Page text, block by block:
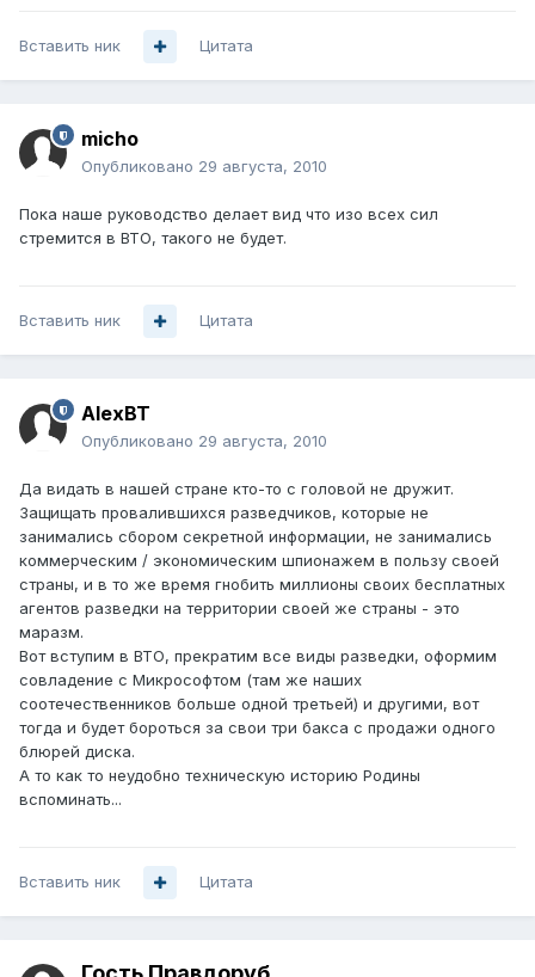
Вставить ник Цитата
micho
Опубликовано 29 августа, 2010
Пока наше руководство делает вид что изо всех сил
стремится в ВТО, такого не будет.
Вставить ник Цитата
AlexBT
Опубликовано 29 августа, 2010
Да видать в нашей стране кто-то с головой не дружит.
Защищать провалившихся разведчиков, которые не
занимались сбором секретной информации, не занимались
коммерческим / экономическим шпионажем в пользу своей
страны, и в то же время гнобить миллионы своих бесплатных
агентов разведки на территории своей же страны - это
маразм.
Вот вступим в ВТО, прекратим все виды разведки, оформим
совладение с Микрософтом (там же наших
соотечественников больше одной третьей) и другими, вот
тогда и будет бороться за свои три бакса с продажи одного
блюрей диска.
А то как то неудобно техническую историю Родины
вспоминать...
Вставить ник Цитата